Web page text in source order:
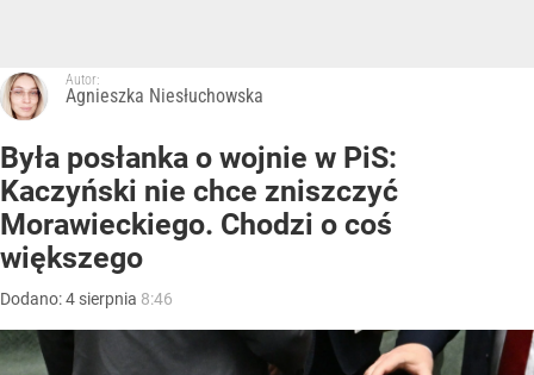
Autor:
Agnieszka Niesłuchowska
Była posłanka o wojnie w PiS:
Kaczyński nie chce zniszczyć
Morawieckiego. Chodzi o coś
większego
Dodano:4 sierpnia 8:46